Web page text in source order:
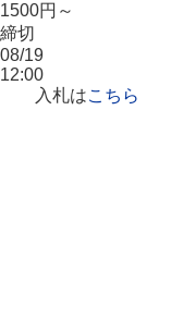
1500円～
締切
08/19
12:00
入札はこちら